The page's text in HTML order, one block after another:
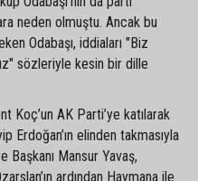
neden olmuştu. Ancak bu
Odabaşı, iddiaları "Biz
sözleriyle kesin bir dille
Koç’un AK Parti’ye katılarak
Erdoğan’ın elinden takmasıyla
Mansur Yavaş,
ardından Haymana ile